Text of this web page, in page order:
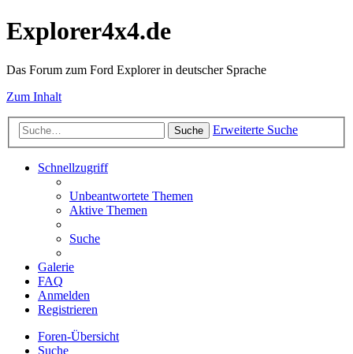
Explorer4x4.de
Das Forum zum Ford Explorer in deutscher Sprache
Zum Inhalt
Suche Erweiterte Suche
Schnellzugriff
Unbeantwortete Themen
Aktive Themen
Suche
Galerie
FAQ
Anmelden
Registrieren
Foren-Übersicht
Suche